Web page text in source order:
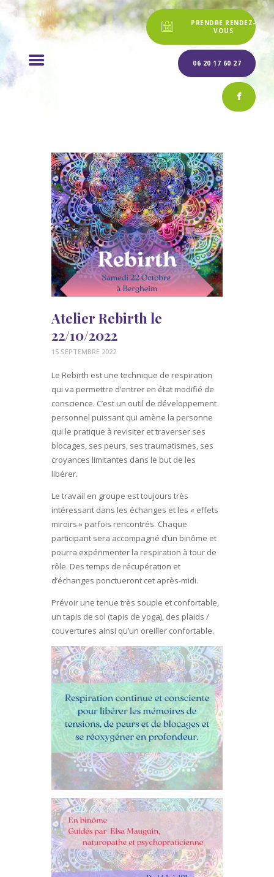
PRENDRE RENDEZ-
VOUS
06 20 17 60 27
ACCUEIL
FORMATION
Atelier Rebirth le
22/10/2022
15 SEPTEMBRE 2022
Le Rebirth est une technique de respiration
qui va permettre d’entrer en état modifié de
conscience. C’est un outil de développement
personnel puissant qui amène la personne
qui le pratique à revisiter et traverser ses
blocages, ses peurs, ses traumatismes, ses
croyances limitantes dans le but de les
libérer.
Le travail en groupe est toujours très
intéressant dans les échanges et les « effets
miroirs » parfois rencontrés. Chaque
participant sera accompagné d’un binôme et
pourra expérimenter la respiration à tour de
rôle. Des temps de récupération et
d’échanges ponctueront cet après-midi.
Prévoir une tenue très souple et confortable,
un tapis de sol (tapis de yoga), des plaids /
couvertures ainsi qu’un oreiller confortable.